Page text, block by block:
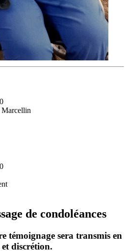
Marcellin
de condoléances
témoignage sera transmis en
discrétion.